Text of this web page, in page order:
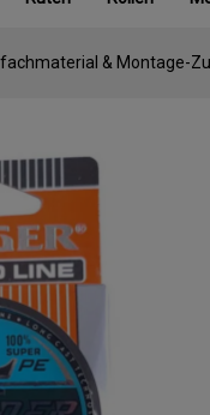
& Montage-